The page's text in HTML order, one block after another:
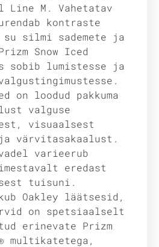
Line M. Vahetatav
kontraste
silmi sademete ja
Snow Iced
sobib lumistesse ja
on loodud pakkuma
valguse
visuaalsest
värvitasakaalust.
varieerub
eredast
tuisuni.
Oakley läätsesid,
on spetsiaalselt
erinevate Prizm
multikatetega,